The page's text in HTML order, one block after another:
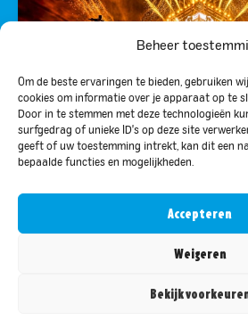
Beheer
Om de beste ervaringen te bieden, gebruiken
cookies om informatie over je apparaat op te
Door in te stemmen met deze technologieën
surfgedrag of unieke ID's op deze site
geeft of uw toestemming intrekt, kan dit een
bepaalde functies en mogelijkheden.
Accepteren
Weigeren
Bekijk
DIMANCHE (POUR 4